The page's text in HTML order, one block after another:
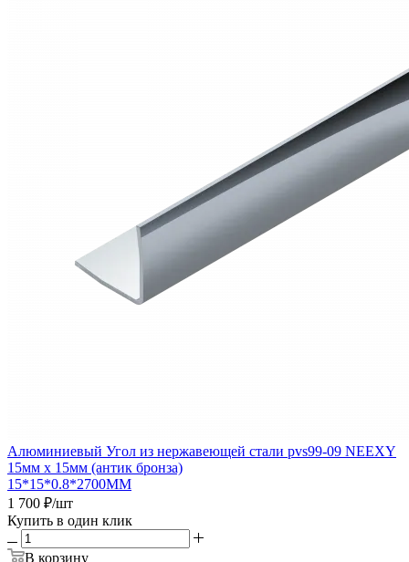
Алюминиевый Угол из нержавеющей стали pvs99-09 NEEXY
15мм х 15мм (антик бронза)
15*15*0.8*2700ММ
1 700 ₽/шт
Купить в один клик
В корзину